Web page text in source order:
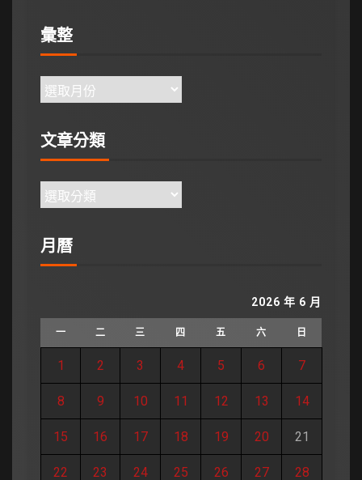
彙整
文章分類
月曆
2026 年 6 月
一 二 三 四 五 六 日
1 2 3 4 5 6 7
8 9 10 11 12 13 14
15 16 17 18 19 20 21
22 23 24 25 26 27 28